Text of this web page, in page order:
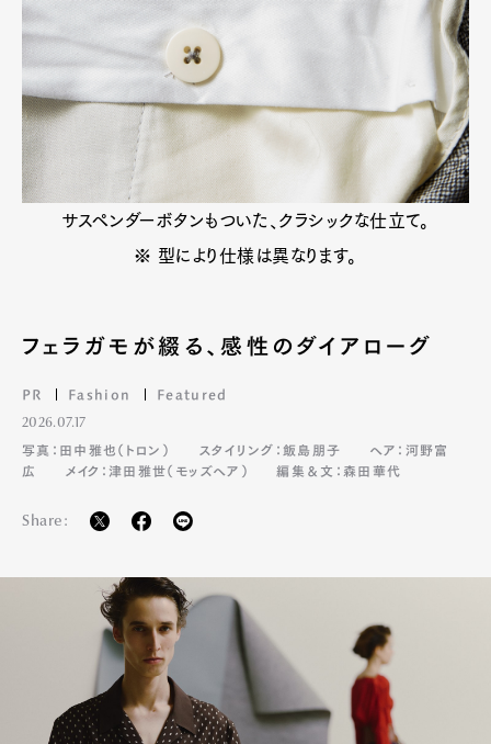
Pen Membership
Official Columnist
Contact
Pen Meet
Pen international Pen tw
サスペンダーボタンもついた、クラシックな仕立て。
※ 型により仕様は異なります。
フェラガモが綴る、感性のダイアローグ
PR Fashion Featured
2026.07.17
写真：田中雅也（トロン）
スタイリング：飯島朋子
ヘア：河野富
広
メイク：津田雅世（モッズヘア） 編集＆文：森田華代
Share: